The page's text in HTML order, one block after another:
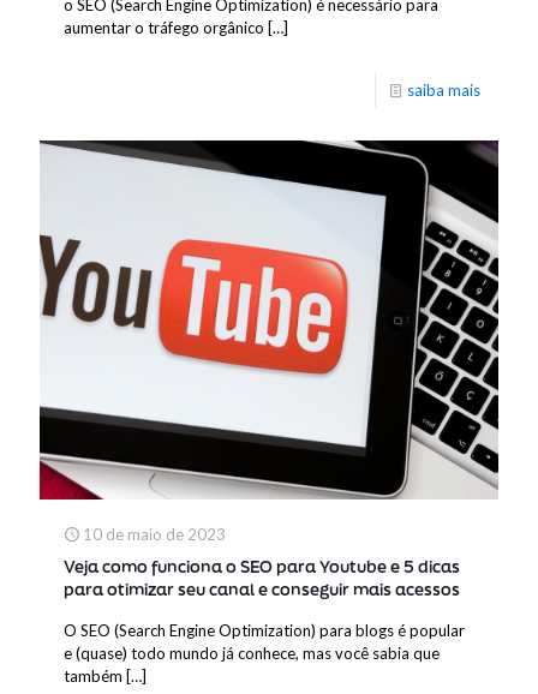
o SEO (Search Engine Optimization) é necessário para
aumentar o tráfego orgânico […]
saiba mais
10 de maio de 2023
Veja como funciona o SEO para Youtube e 5 dicas
para otimizar seu canal e conseguir mais acessos
O SEO (Search Engine Optimization) para blogs é popular
e (quase) todo mundo já conhece, mas você sabia que
também […]